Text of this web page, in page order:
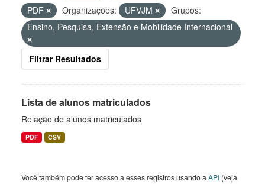
PDF
Organizações: UFVJM
Grupos:
Ensino, Pesquisa, Extensão e Mobilidade Internacional
Filtrar Resultados
Lista de alunos matriculados
Relação de alunos matriculados
PDF CSV
Você também pode ter acesso a esses registros usando a API (veja